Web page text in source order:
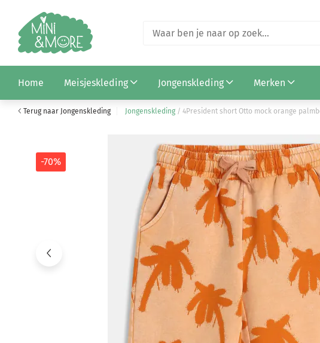
Home Meisjeskleding Jongenskleding Merken
Terug naar Jongenskleding Jongenskleding / 4President short Otto mock orange
-70%
€ 29,99 € 8,99